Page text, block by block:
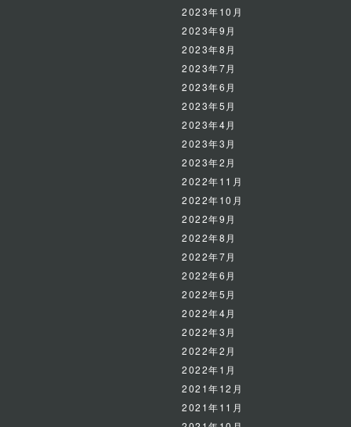
2023年10月
2023年9月
2023年8月
2023年7月
2023年6月
2023年5月
2023年4月
2023年3月
2023年2月
2022年11月
2022年10月
2022年9月
2022年8月
2022年7月
2022年6月
2022年5月
2022年4月
2022年3月
2022年2月
2022年1月
2021年12月
2021年11月